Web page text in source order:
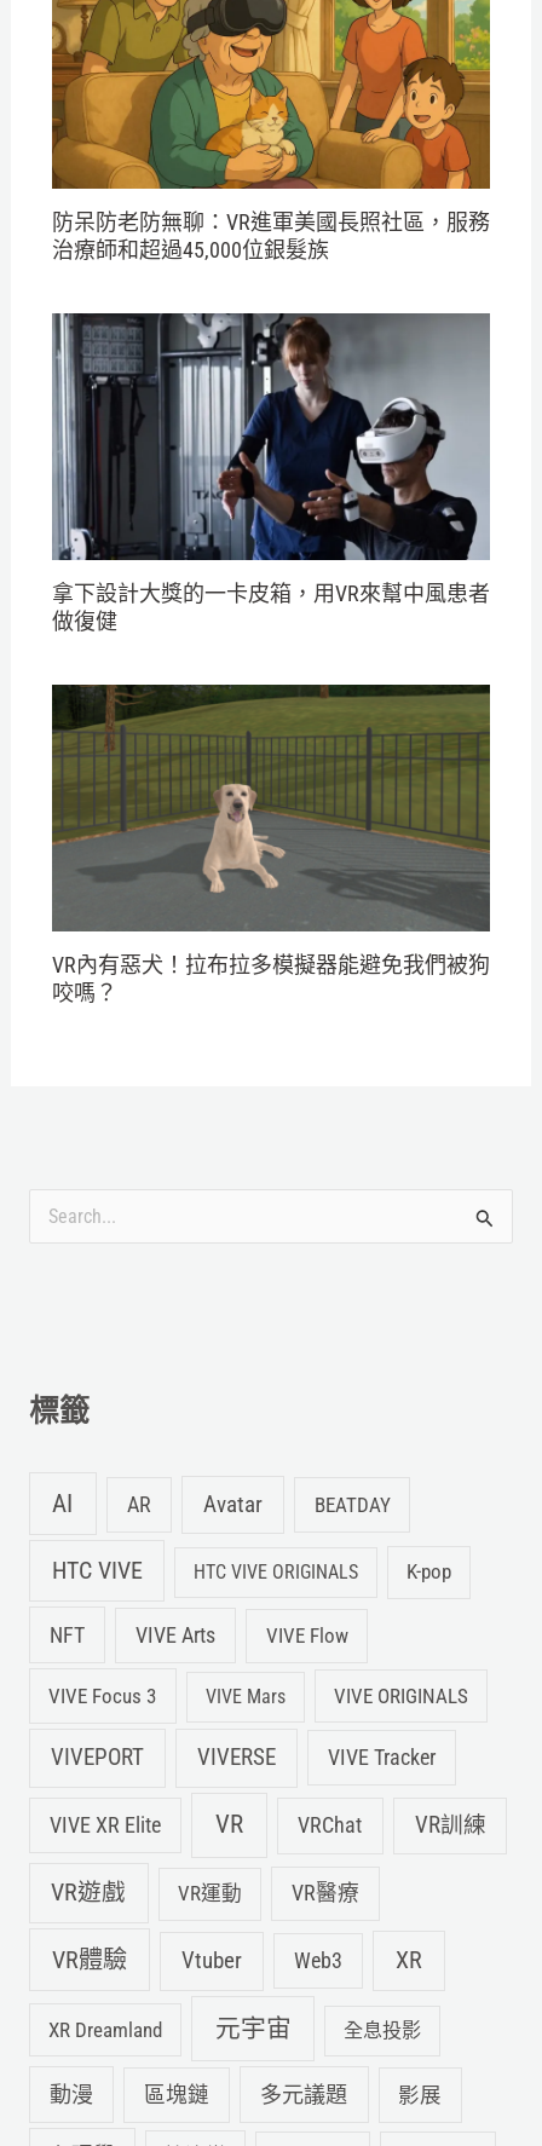
防呆防老防無聊：VR進軍美國長照社區，服務
治療師和超過45,000位銀髮族
拿下設計大獎的一卡皮箱，用VR來幫中風患者
做復健
VR內有惡犬！拉布拉多模擬器能避免我們被狗
咬嗎？
:標籤
AI AR Avatar BEATDAY
HTC VIVE HTC VIVE ORIGINALS K-pop
NFT VIVE Arts VIVE Flow
VIVE Focus 3 VIVE Mars VIVE ORIGINALS
VIVEPORT VIVERSE VIVE Tracker
VIVE XR Elite VR VRChat VR訓練
VR遊戲 VR運動 VR醫療
VR體驗 Vtuber Web3 XR
XR Dreamland 元宇宙 全息投影
動漫 區塊鏈 多元議題 影展